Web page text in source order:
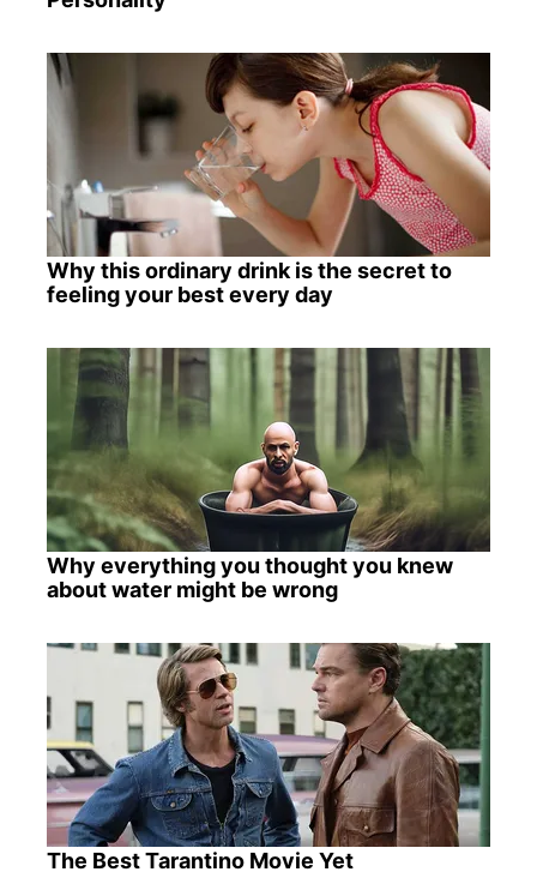
Why this ordinary drink is the secret to
feeling your best every day
Why everything you thought you knew
about water might be wrong
The Best Tarantino Movie Yet